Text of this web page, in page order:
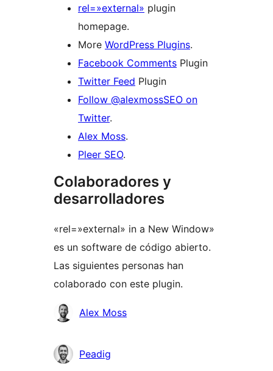
rel=»external» plugin
homepage.
More WordPress Plugins.
Facebook Comments Plugin
Twitter Feed Plugin
Follow @alexmossSEO on
Twitter.
Alex Moss.
Pleer SEO.
Colaboradores y
desarrolladores
«rel=»external» in a New Window»
es un software de código abierto.
Las siguientes personas han
colaborado con este plugin.
Colaboradores
Alex Moss
Peadig